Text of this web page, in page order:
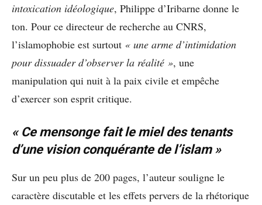
intoxication idéologique, Philippe d’Iribarne donne le
ton. Pour ce directeur de recherche au CNRS,
l’islamophobie est surtout « une arme d’intimidation
pour dissuader d’observer la réalité », une
manipulation qui nuit à la paix civile et empêche
d’exercer son esprit critique.
« Ce mensonge fait le miel des tenants
d’une vision conquérante de l’islam »
Sur un peu plus de 200 pages, l’auteur souligne le
caractère discutable et les effets pervers de la rhétorique